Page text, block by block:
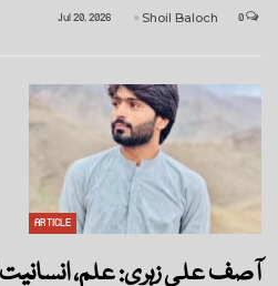
Shoil Baloch
Jul 20, 2026
ARTICLE
آصف علی زہری: علم، انسانیت